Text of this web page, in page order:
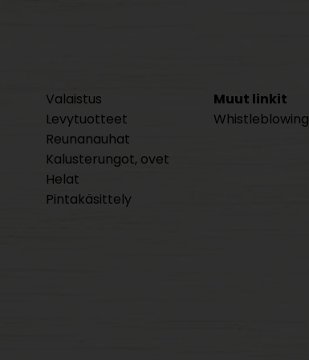
Valaistus
Levytuotteet
Reunanauhat
Kalusterungot, ovet
Helat
Pintakäsittely
Muut linkit
Whistleblowing